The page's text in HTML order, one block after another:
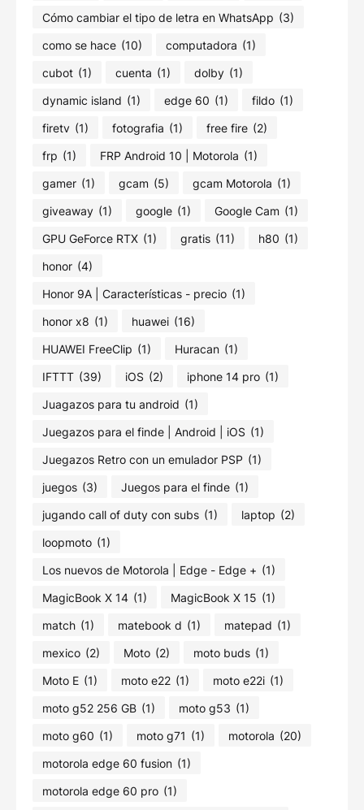
Cómo cambiar el tipo de letra en WhatsApp (3)
como se hace (10) computadora (1)
cubot (1) cuenta (1) dolby (1)
dynamic island (1) edge 60 (1) fildo (1)
firetv (1) fotografia (1) free fire (2)
frp (1) FRP Android 10 | Motorola (1)
gamer (1) gcam (5) gcam Motorola (1)
giveaway (1) google (1) Google Cam (1)
GPU GeForce RTX (1) gratis (11) h80 (1)
honor (4)
Honor 9A | Características - precio (1)
honor x8 (1) huawei (16)
HUAWEI FreeClip (1) Huracan (1)
IFTTT (39) iOS (2) iphone 14 pro (1)
Juagazos para tu android (1)
Juegazos para el finde | Android | iOS (1)
Juegazos Retro con un emulador PSP (1)
juegos (3) Juegos para el finde (1)
jugando call of duty con subs (1) laptop (2)
loopmoto (1)
Los nuevos de Motorola | Edge - Edge + (1)
MagicBook X 14 (1) MagicBook X 15 (1)
match (1) matebook d (1) matepad (1)
mexico (2) Moto (2) moto buds (1)
Moto E (1) moto e22 (1) moto e22i (1)
moto g52 256 GB (1) moto g53 (1)
moto g60 (1) moto g71 (1) motorola (20)
motorola edge 60 fusion (1)
motorola edge 60 pro (1)